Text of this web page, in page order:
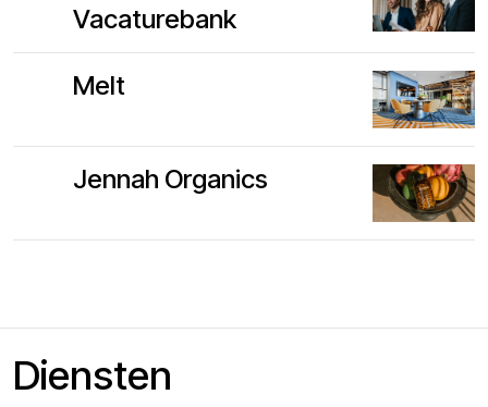
Vacaturebank
Melt
Jennah Organics
Diensten